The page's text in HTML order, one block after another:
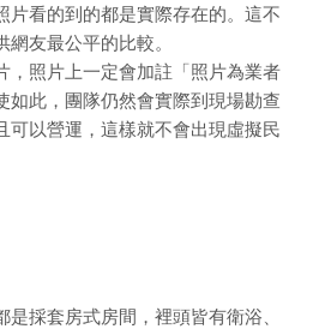
片看的到的都是實際存在的。這不
友最公平的比較。
，照片上一定會加註「照片為業者
如此，團隊仍然會實際到現場勘查
可以營運，這樣就不會出現虛擬民
採套房式房間，裡頭皆有衛浴、